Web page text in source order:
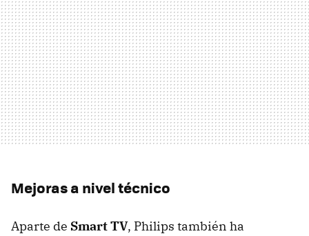
Mejoras a nivel técnico
Aparte de Smart TV, Philips también ha